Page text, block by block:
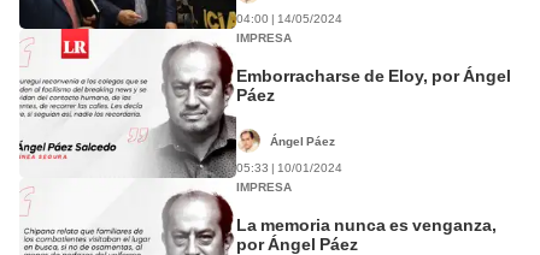
04:00 | 14/05/2024
IMPRESA
Emborracharse de Eloy, por Ángel
Páez
Ángel Páez
05:33 | 10/01/2024
IMPRESA
La memoria nunca es venganza,
por Ángel Páez